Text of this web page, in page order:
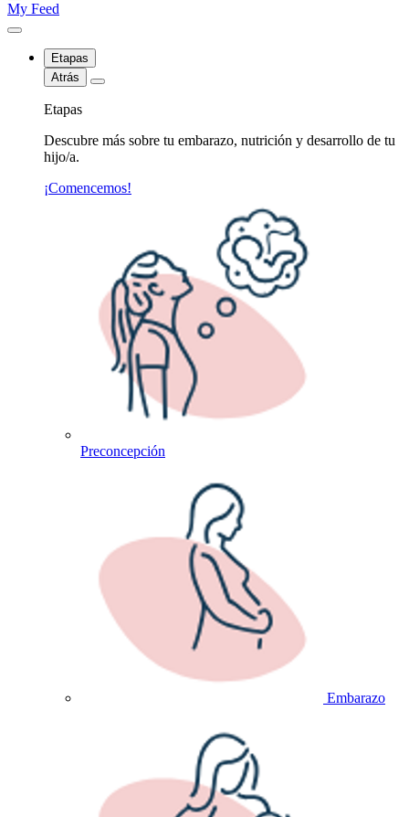
My Feed
Etapas
Atrás
Etapas
Descubre más sobre tu embarazo, nutrición y desarrollo de tu
hijo/a.
¡Comencemos!
Preconcepción
Embarazo